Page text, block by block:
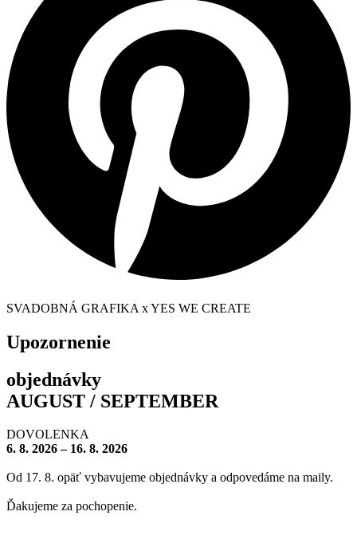
SVADOBNÁ GRAFIKA x YES WE CREATE
Upozornenie
objednávky
AUGUST / SEPTEMBER
DOVOLENKA
6. 8. 2026 – 16. 8. 2026
Od 17. 8. opäť vybavujeme objednávky a odpovedáme na maily.
Ďakujeme za pochopenie.